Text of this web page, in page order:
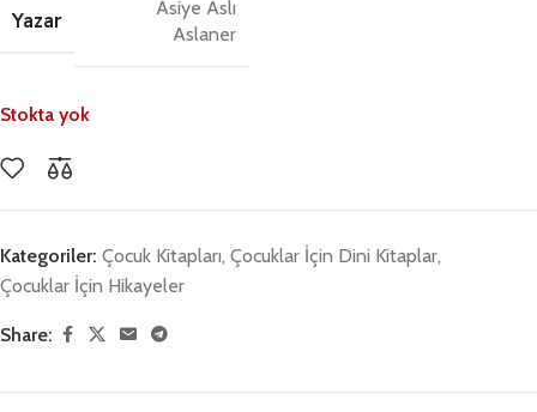
Yazar
Asiye Aslı
Aslaner
Stokta yok
Kategoriler: Çocuk Kitapları, Çocuklar İçin Dini Kitaplar,
Çocuklar İçin Hikayeler
Share: